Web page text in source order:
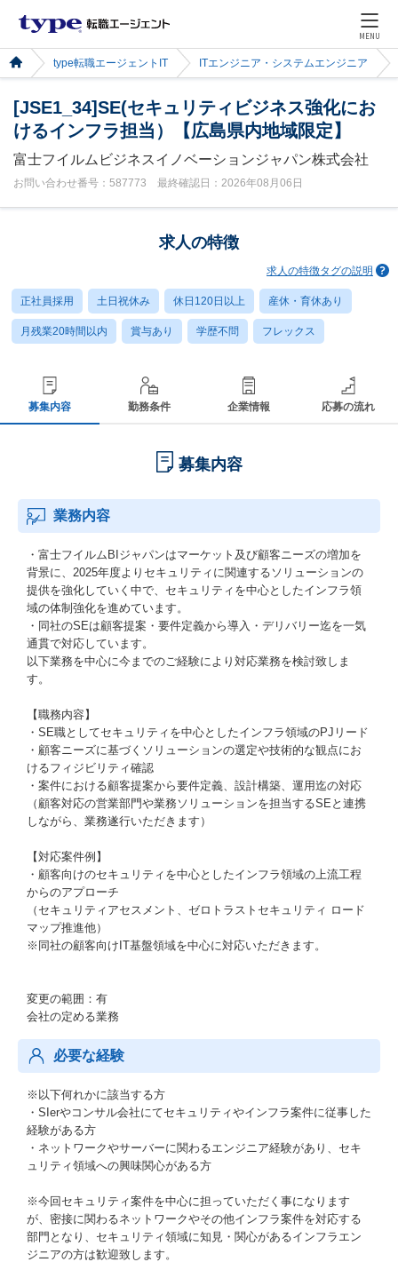
MENU
type転職エージェントIT ITエンジニア・システムエンジニア
[JSE1_34]SE(セキュリティビジネス強化にお
けるインフラ担当）【広島県内地域限定】
富士フイルムビジネスイノベーションジャパン株式会社
お問い合わせ番号：587773 最終確認日：2026年08月06日
求人の特徴
求人の特徴タグの説明
正社員採用 土日祝休み 休日120日以上 産休・育休あり
月残業20時間以内 賞与あり 学歴不問 フレックス
募集内容 勤務条件 企業情報 応募の流れ
募集内容
業務内容
・富士フイルムBIジャパンはマーケット及び顧客ニーズの増加を
背景に、2025年度よりセキュリティに関連するソリューションの
提供を強化していく中で、セキュリティを中心としたインフラ領
域の体制強化を進めています。
・同社のSEは顧客提案・要件定義から導入・デリバリー迄を一気
通貫で対応しています。
以下業務を中心に今までのご経験により対応業務を検討致しま
す。
【職務内容】
・SE職としてセキュリティを中心としたインフラ領域のPJリード
・顧客ニーズに基づくソリューションの選定や技術的な観点にお
けるフィジビリティ確認
・案件における顧客提案から要件定義、設計構築、運用迄の対応
（顧客対応の営業部門や業務ソリューションを担当するSEと連携
しながら、業務遂行いただきます）
【対応案件例】
・顧客向けのセキュリティを中心としたインフラ領域の上流工程
からのアプローチ
（セキュリティアセスメント、ゼロトラストセキュリティ ロード
マップ推進他）
※同社の顧客向けIT基盤領域を中心に対応いただきます。
変更の範囲：有
会社の定める業務
必要な経験
※以下何れかに該当する方
・SIerやコンサル会社にてセキュリティやインフラ案件に従事した
経験がある方
・ネットワークやサーバーに関わるエンジニア経験があり、セキ
ュリティ領域への興味関心がある方
※今回セキュリティ案件を中心に担っていただく事になります
が、密接に関わるネットワークやその他インフラ案件を対応する
部門となり、セキュリティ領域に知見・関心があるインフラエン
ジニアの方は歓迎致します。